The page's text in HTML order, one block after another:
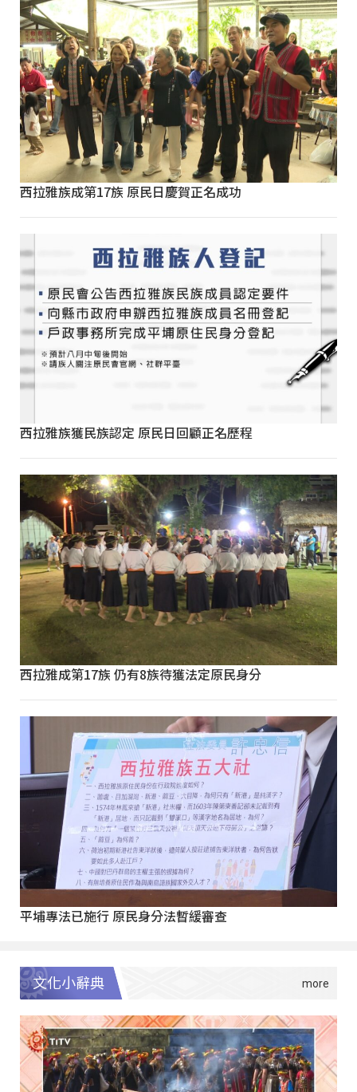
西拉雅族成第17族 原民日慶賀正名成功
西拉雅族獲民族認定 原民日回顧正名歷程
西拉雅成第17族 仍有8族待獲法定原民身分
平埔專法已施行 原民身分法暫緩審查
文化小辭典